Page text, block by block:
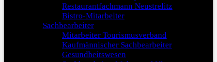
Restaurantfachmann Neustrelitz
Bistro-Mitarbeiter
Sachbearbeiter
Mitarbeiter Tourismusverband
Kaufmännischer Sachbearbeiter
Gesundheitswesen